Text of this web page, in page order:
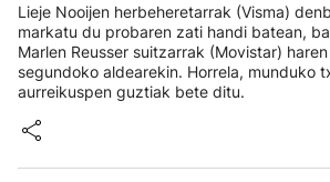
Lieje Nooijen herbeheretarrak (Visma)
markatu du probaren zati handi batean,
Marlen Reusser suitzarrak (Movistar)
segundoko aldearekin. Horrela, munduko
aurreikuspen guztiak bete ditu.